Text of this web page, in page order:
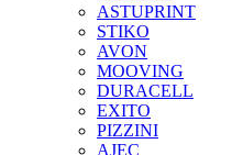
ASTUPRINT
STIKO
AVON
MOOVING
DURACELL
EXITO
PIZZINI
AJEC